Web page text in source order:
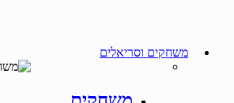
משחקים וסריאלים